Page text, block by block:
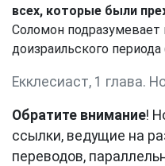
всех, которые были
Соломон подразумевает
доизраильского периода
Екклесиаст, 1 глава.
Обратите внимание!
ссылки, ведущие на
переводов,